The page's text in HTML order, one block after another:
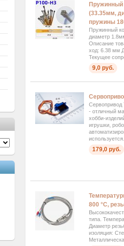
Пружинный
(33.35мм,
пружины
Пружинный
диаметр
Описание
ход: 6.38 мм
Текущее
9,0 руб.
Сервопривод
- отличный
хобби-
игрушки,
179,0 руб.
800 °C,
типа.
Диаметр
изоляция: